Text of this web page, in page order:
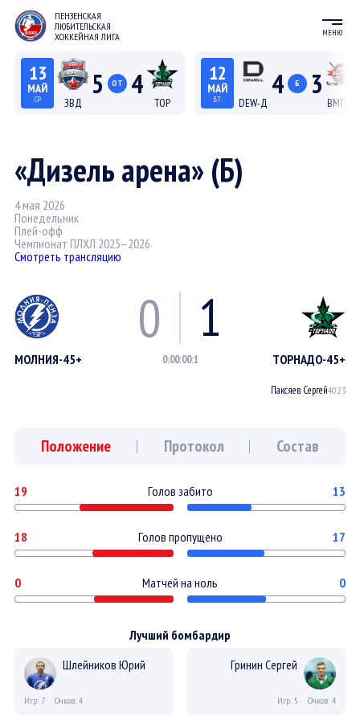
ПЕНЗЕНСКАЯ
ЛЮБИТЕЛЬСКАЯ
ХОККЕЙНАЯ ЛИГА
МЕНЮ
13
МАЙ
СР ЗВД
5 ОТ 4
ТОР
12
МАЙ
ВТ DEW-Д
4 Б 3
ВМП-Д
«Дизель арена» (Б)
4 мая 2026
Понедельник
Плей-офф
Чемпионат ПЛХЛ 2025–2026
Смотреть трансляцию
0 1
МОЛНИЯ-45+ 0:00:00:1 ТОРНАДО-45+
Паксяев Сергей40:23
Положение Протокол Состав
19 Голов забито 13
18 Голов пропущено 17
0 Матчей на ноль 0
Лучший бомбардир
Шлейников Юрий
Игр: 7 Очков: 4
Гринин Сергей
Игр: 5 Очков: 4